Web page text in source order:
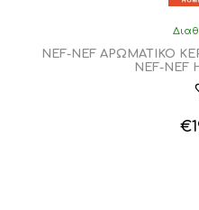
NEF-NEF ΑΡΩΜΑΤΙΚΟ
NEF-NEF
€